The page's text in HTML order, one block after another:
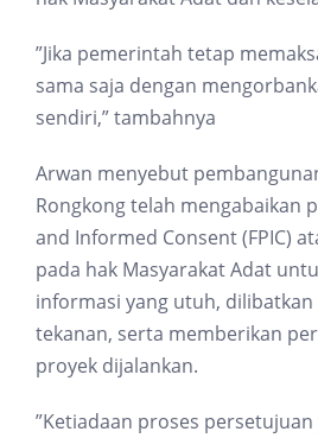
”Jika pemerintah tetap
sama saja dengan
sendiri,” tambahnya
Arwan menyebut
Rongkong telah mengabaikan
and Informed Consent (FPIC)
pada hak Masyarakat Adat
informasi yang utuh,
tekanan, serta memberikan
proyek dijalankan.
”Ketiadaan proses